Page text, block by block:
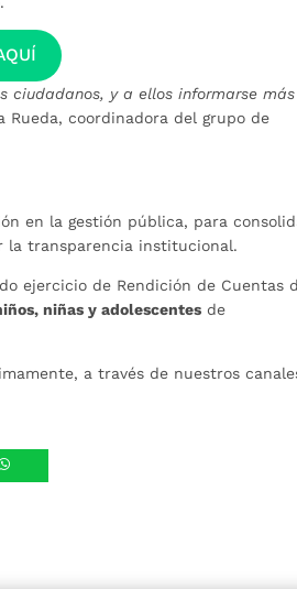
ciudadanos, y a ellos informarse
Rueda, coordinadora del grupo de
en la gestión pública, para
la transparencia institucional.
ejercicio de Rendición de Cuentas
niñas y adolescentes de
a través de nuestros